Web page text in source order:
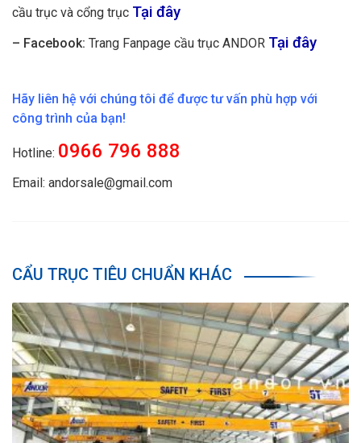
cầu trục và cổng trục Tại đây
– Facebook: Trang Fanpage cầu trục ANDOR Tại đây
Hãy liên hệ với chúng tôi để được tư vấn phù hợp với
công trình của bạn!
Hotline: 0966 796 888
Email: andorsale@gmail.com
CẨU TRỤC TIÊU CHUẨN KHÁC